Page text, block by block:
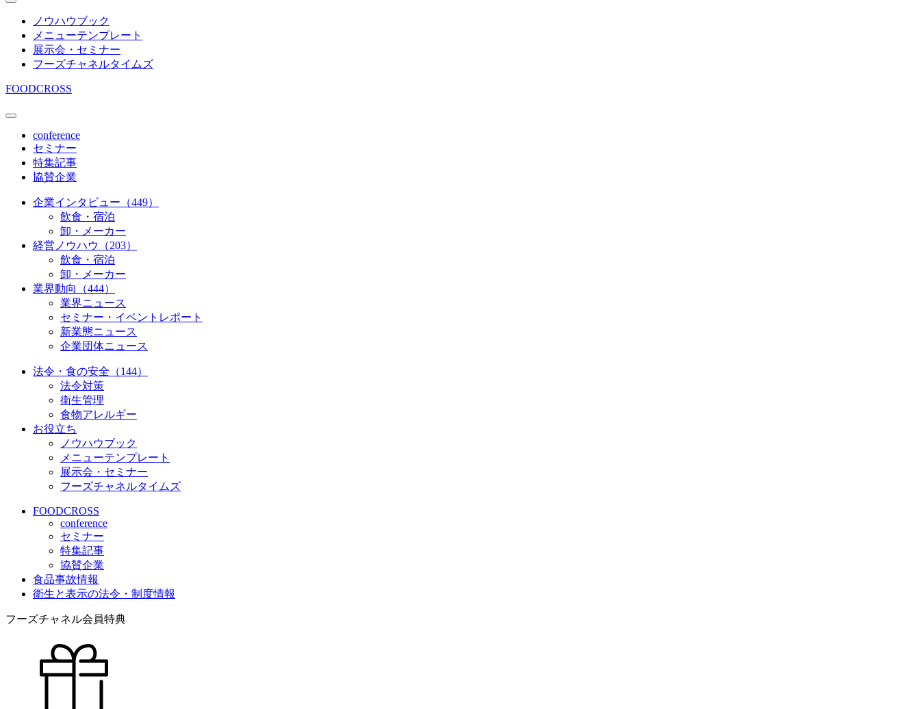
ノウハウブック
メニューテンプレート
展示会・セミナー
フーズチャネルタイムズ
FOODCROSS
conference
セミナー
特集記事
協賛企業
企業インタビュー（449）
飲食・宿泊
卸・メーカー
経営ノウハウ（203）
飲食・宿泊
卸・メーカー
業界動向（444）
業界ニュース
セミナー・イベントレポート
新業態ニュース
企業団体ニュース
法令・食の安全（144）
法令対策
衛生管理
食物アレルギー
お役立ち
ノウハウブック
メニューテンプレート
展示会・セミナー
フーズチャネルタイムズ
FOODCROSS
conference
セミナー
特集記事
協賛企業
食品事故情報
衛生と表示の法令・制度情報
フーズチャネル会員特典